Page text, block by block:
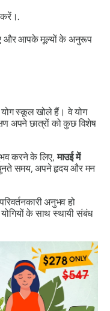
करें।.
और आपके मूल्यों के अनुरूप
योग स्कूल खोले हैं। वे योग
अपने छात्रों को कुछ विशेष
करने के लिए,माउई में
समय, अपने हृदय और मन
अनुभव हो
के साथ स्थायी संबंध